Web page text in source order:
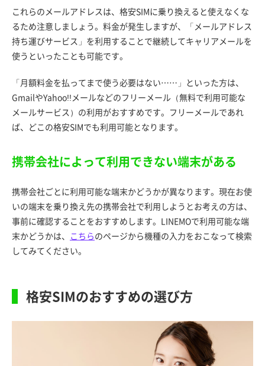
これらのメールアドレスは、格安SIMに乗り換えると使えなくな
るため注意しましょう。料金が発生しますが、「メールアドレス
持ち運びサービス」を利用することで継続してキャリアメールを
使うといったことも可能です。
「月額料金を払ってまで使う必要はない……」といった方は、
GmailやYahoo!!メールなどのフリーメール（無料で利用可能な
メールサービス）の利用がおすすめです。フリーメールであれ
ば、どこの格安SIMでも利用可能となります。
携帯会社によって利用できない端末がある
携帯会社ごとに利用可能な端末かどうかが異なります。現在お使
いの端末を乗り換え先の携帯会社で利用しようとお考えの方は、
事前に確認することをおすすめします。LINEMOで利用可能な端
末かどうかは、 こちらのページから機種の入力をおこなって検索
してみてください。
格安SIMのおすすめの選び方